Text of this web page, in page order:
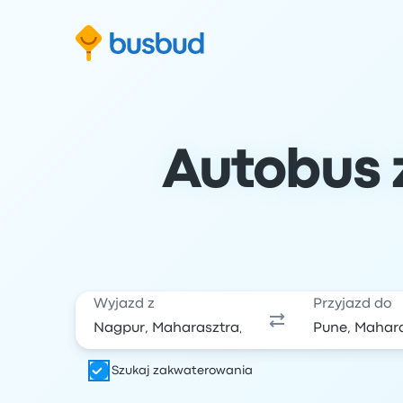
do formularza wyszukiwania
Przejdź do treści
Przejdź do stopki
Autobus
Wyjazd z Przyjazd do
Szukaj zakwaterowania